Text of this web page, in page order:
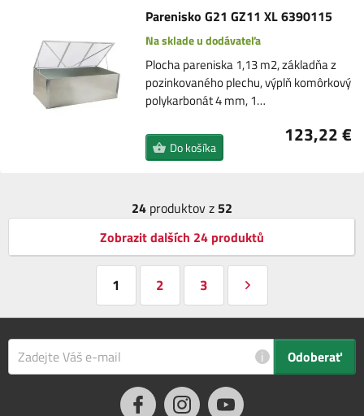
Parenisko G21 GZ11 XL 6390115
Na sklade u dodávateľa
Plocha pareniska 1,13 m2, základňa z
pozinkovaného plechu, výplň komôrkový
polykarbonát 4 mm, 1…
123,22 €
Do košíka
24 produktov z 52
Zobrazit dalších 24 produktů
1 2 3
i Odoberať